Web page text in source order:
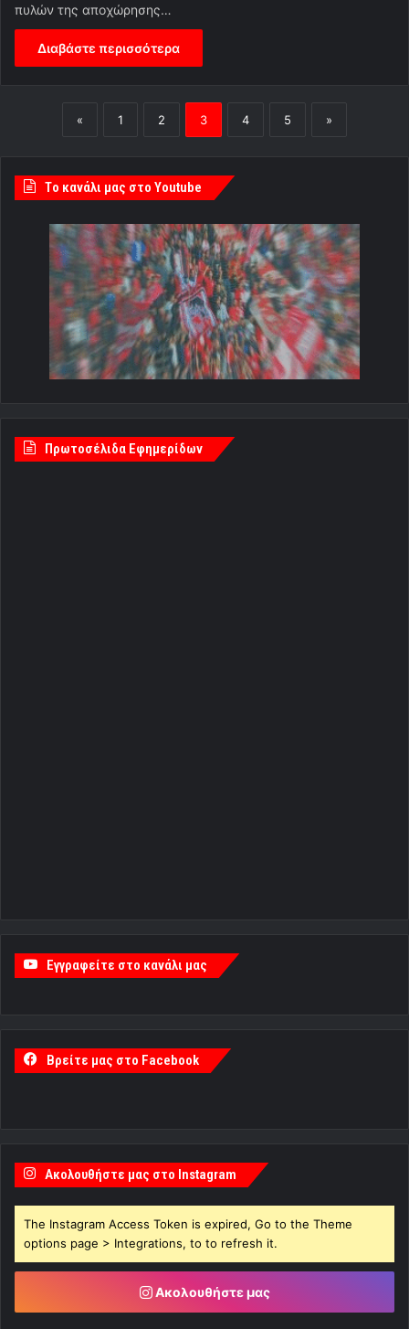
πυλών της αποχώρησης…
Διαβάστε περισσότερα
« 1 2 3 4 5 »
Tο κανάλι μας στο Youtube
Πρωτοσέλιδα Εφημερίδων
Εγγραφείτε στο κανάλι μας
Βρείτε μας στο Facebook
Ακολουθήστε μας στο Instagram
The Instagram Access Token is expired, Go to the Theme
options page > Integrations, to to refresh it.
Ακολουθήστε μας